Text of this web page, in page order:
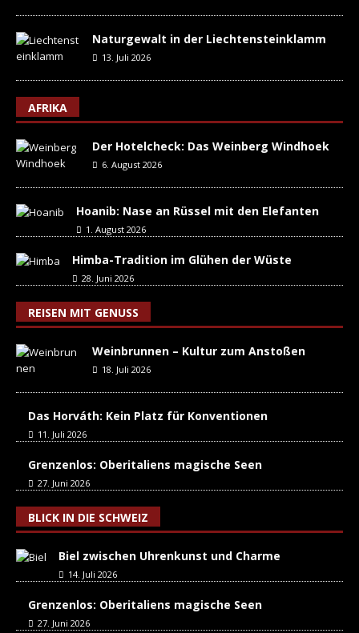
Naturgewalt in der Liechtensteinklamm
13. Juli 2026
AFRIKA
Der Hotelcheck: Das Weinberg Windhoek
6. August 2026
Hoanib: Nase an Rüssel mit den Elefanten
1. August 2026
Himba-Tradition im Glühen der Wüste
28. Juni 2026
REISEN MIT GENUSS
Weinbrunnen – Kultur zum Anstoßen
18. Juli 2026
Das Horváth: Kein Platz für Konventionen
11. Juli 2026
Grenzenlos: Oberitaliens magische Seen
27. Juni 2026
BLICK IN DIE SCHWEIZ
Biel zwischen Uhrenkunst und Charme
14. Juli 2026
Grenzenlos: Oberitaliens magische Seen
27. Juni 2026